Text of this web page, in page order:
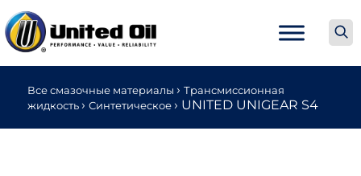
Все смазочные материалы› Трансмиссионная
жидкость› Синтетическое› UNITED UNIGEAR S4